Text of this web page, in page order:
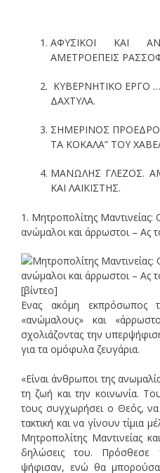
ΑΦΥΣΙΚΟΙ ΚΑΙ
ΑΜΕΤΡΟΕΠΕΙΣ
ΚΥΒΕΡΝΗΤΙΚΟ ΕΡΓΟ
ΔΑΧΤΥΛΑ.
ΣΗΜΕΡΙΝΟΣ
ΤΑ ΚΟΚΑΛΑ” ΤΟΥ
ΜΑΝΩΛΗΣ ΓΛΕΖΟΣ.
ΚΑΙ ΛΑΪΚΙΣΤΗΣ.
1. Μητροπολίτης Μαντινείας:
ανώμαλοι και άρρωστοι – Ας
Ενας ακόμη εκπρόσωπος
«ανώμαλους» και
σχολιάζοντας την
για τα ομόφυλα ζευγάρια.
«Είναι άνθρωποι της
τη ζωή και την κοινωνία.
τους συγχωρήσει ο Θεός,
τακτική και να γίνουν τίμια
Μητροπολίτης Μαντινείας
δηλώσεις του.
ψήφισαν, ενώ θα